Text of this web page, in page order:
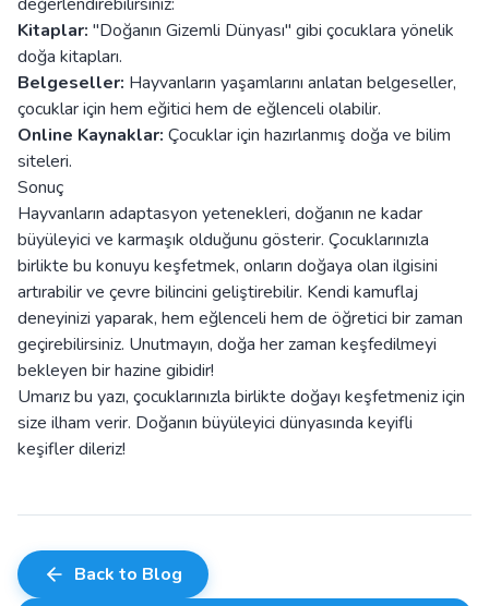
Kitaplar: "Doğanın Gizemli Dünyası" gibi çocuklara yönelik
doğa kitapları.
Belgeseller: Hayvanların yaşamlarını anlatan belgeseller,
çocuklar için hem eğitici hem de eğlenceli olabilir.
Online Kaynaklar: Çocuklar için hazırlanmış doğa ve bilim
siteleri.
Sonuç
Hayvanların adaptasyon yetenekleri, doğanın ne kadar
büyüleyici ve karmaşık olduğunu gösterir. Çocuklarınızla
birlikte bu konuyu keşfetmek, onların doğaya olan ilgisini
artırabilir ve çevre bilincini geliştirebilir. Kendi kamuflaj
deneyinizi yaparak, hem eğlenceli hem de öğretici bir zaman
geçirebilirsiniz. Unutmayın, doğa her zaman keşfedilmeyi
bekleyen bir hazine gibidir!
Umarız bu yazı, çocuklarınızla birlikte doğayı keşfetmeniz için
size ilham verir. Doğanın büyüleyici dünyasında keyifli
keşifler dileriz!
Back to Blog